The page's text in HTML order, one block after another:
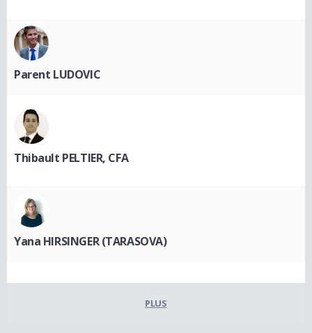
Parent LUDOVIC
Thibault PELTIER, CFA
Yana HIRSINGER (TARASOVA)
PLUS